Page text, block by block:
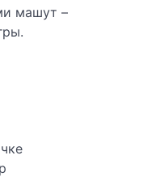
машут –